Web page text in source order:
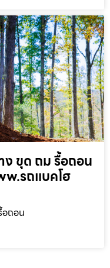
ง ขุด ถม รื้อถอน
รถแบคโฮ
อถอน